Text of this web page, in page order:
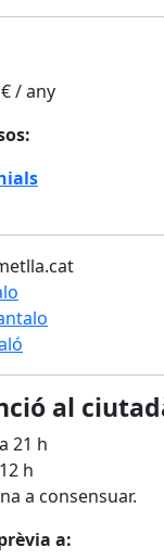
/ any
al
21 h
h
a consensuar.
a: